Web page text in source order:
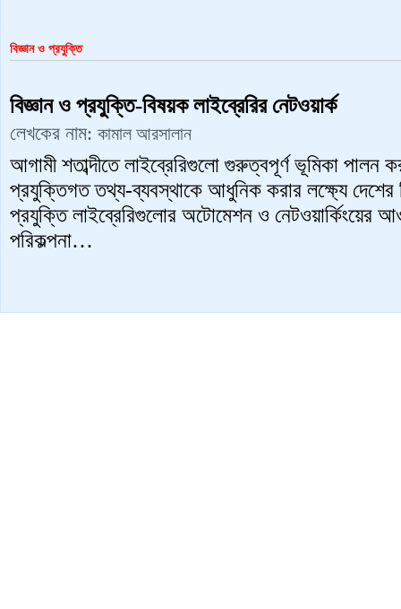
বিজ্ঞান ও প্রযুক্তি
বিজ্ঞান ও প্রযুক্তি-বিষয়ক লাইব্রেরির নেটওয়ার্ক
লেখকের নাম: কামাল আরসালান
আগামী শতাব্দীতে লাইব্রেরিগুলো গুরুত্বপূর্ণ ভূমিকা পালন
প্রযুক্তিগত তথ্য-ব্যবস্থাকে আধুনিক করার লক্ষ্যে দেশের
প্রযুক্তি লাইব্রেরিগুলোর অটোমেশন ও নেটওয়ার্কিংয়ের
পরিকল্পনা…